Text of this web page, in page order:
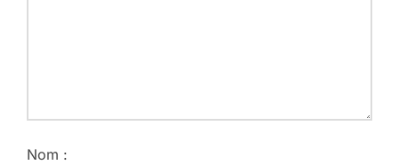
Nom :